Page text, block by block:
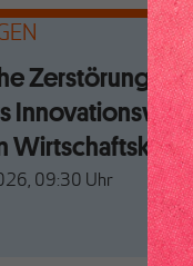
Zerstörung.
09:30 Uhr